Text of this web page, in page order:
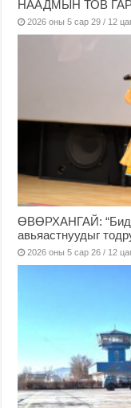
НААДМЫН ТОВ
2026 оны 5 сар 29 / 12
ӨВӨРХАНГАЙ: “Бид
авьяастнуудыг
2026 оны 5 сар 26 / 12